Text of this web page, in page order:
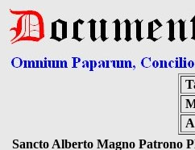
Sancto Alberto Magno Patrono